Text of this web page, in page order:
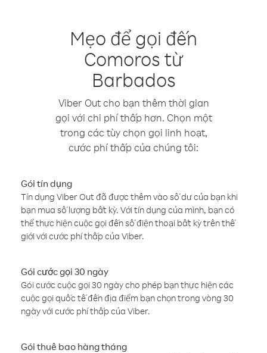
Mẹo để gọi đến
Comoros từ
Barbados
Viber Out cho bạn thêm thời gian
gọi với chi phí thấp hơn. Chọn một
trong các tùy chọn gọi linh hoạt,
cước phí thấp của chúng tôi:
Gói tín dụng
Tín dụng Viber Out đã được thêm vào số dư của bạn khi
bạn mua số lượng bất kỳ. Với tín dụng của mình, bạn có
thể thực hiện cuộc gọi đến số điện thoại bất kỳ trên thế
giới với cước phí thấp của Viber.
Gói cước gọi 30 ngày
Gói cước cuộc gọi 30 ngày cho phép bạn thực hiện các
cuộc gọi quốc tế đến địa điểm bạn chọn trong vòng 30
ngày với cước phí thấp của Viber.
Gói thuê bao hàng tháng